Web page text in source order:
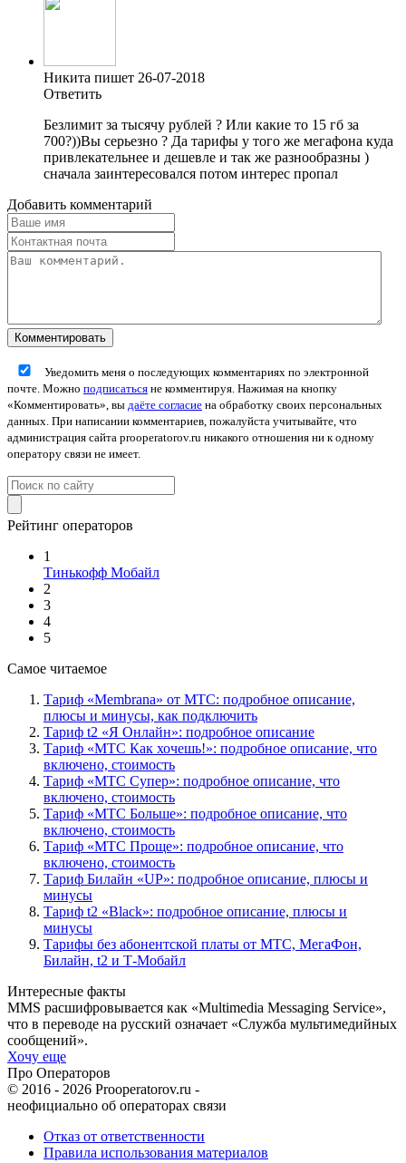
Никита пишет 26-07-2018
Ответить
Безлимит за тысячу рублей ? Или какие то 15 гб за
700?))Вы серьезно ? Да тарифы у того же мегафона куда
привлекательнее и дешевле и так же разнообразны )
сначала заинтересовался потом интерес пропал
Добавить комментарий
Уведомить меня о последующих комментариях по электронной
почте. Можно подписаться не комментируя. Нажимая на кнопку
«Комментировать», вы даёте согласие на обработку своих персональных
данных. При написании комментариев, пожалуйста учитывайте, что
администрация сайта prooperatorov.ru никакого отношения ни к одному
оператору связи не имеет.
Рейтинг операторов
1
Тинькофф Мобайл
2
3
4
5
Самое читаемое
Тариф «Membrana» от МТС: подробное описание,
плюсы и минусы, как подключить
Тариф t2 «Я Онлайн»: подробное описание
Тариф «МТС Как хочешь!»: подробное описание, что
включено, стоимость
Тариф «МТС Супер»: подробное описание, что
включено, стоимость
Тариф «МТС Больше»: подробное описание, что
включено, стоимость
Тариф «МТС Проще»: подробное описание, что
включено, стоимость
Тариф Билайн «UP»: подробное описание, плюсы и
минусы
Тариф t2 «Black»: подробное описание, плюсы и
минусы
Тарифы без абонентской платы от МТС, МегаФон,
Билайн, t2 и Т-Мобайл
Интересные факты
MMS расшифровывается как «Multimedia Messaging Service»,
что в переводе на русский означает «Служба мультимедийных
сообщений».
Хочу еще
Про Операторов
© 2016 - 2026 Prooperatorov.ru -
неофициально об операторах связи
Отказ от ответственности
Правила использования материалов